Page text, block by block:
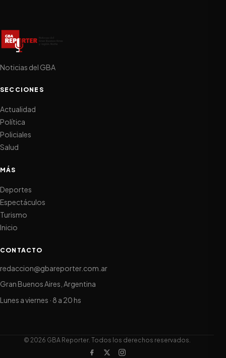
Noticias del GBA
SECCIONES
Actualidad
Política
Policiales
Salud
MÁS
Deportes
Espectáculos
Turismo
Inicio
CONTACTO
redaccion@gbareporter.com.ar
Gran Buenos Aires, Argentina
Lunes a viernes · 8 a 20 hs
© 2026 GBA Reporter. Todos los derechos reservados.